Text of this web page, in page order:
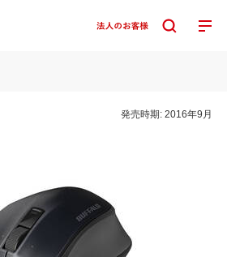
発売時期:2016年9月